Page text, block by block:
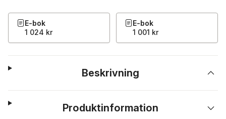
E-bok
1 024 kr
E-bok
1 001 kr
Beskrivning
Produktinformation